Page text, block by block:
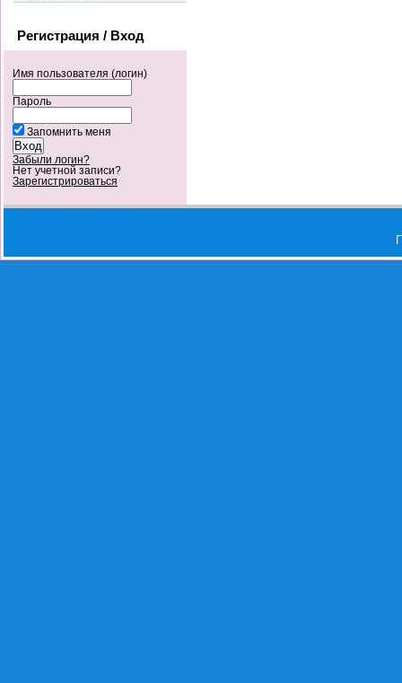
Регистрация / Вход
Имя пользователя (логин)
Пароль
Запомнить меня
Забыли логин?
Нет учетной записи?
Зарегистрироваться